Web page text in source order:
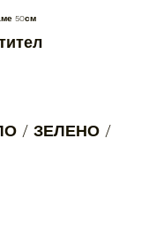
50см
/ ЗЕЛЕНО /